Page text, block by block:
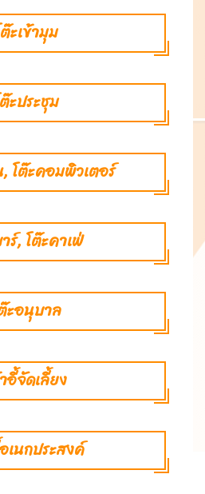
ะเข้ามุม
ะประชุม
โต๊ะคอมพิวเตอร์
ร์, โต๊ะคาเฟ่
ะอนุบาล
อี้จัดเลี้ยง
เนกประสงค์